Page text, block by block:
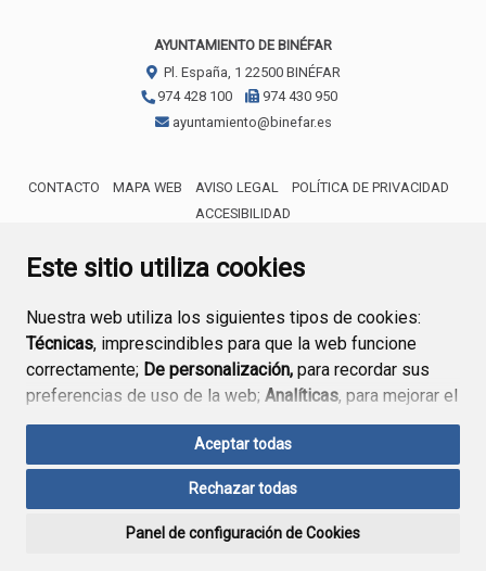
Este sitio utiliza cookies
Nuestra web utiliza los siguientes tipos de cookies:
Técnicas, imprescindibles para que la web funcione
correctamente; De personalización, para recordar sus
preferencias de uso de la web; Analíticas, para mejorar el
funcionamiento de la web y sus servicios.
Si acepta pulsando el botón“Aceptar todas”
consideramos que acepta su uso. Si pulsa el botón
ninguna acción, se guardarán las cookies técnicas
Aceptar todas
Rechazar todas
Panel de configuración de Cookies
AYUNTAMIENTO DE BINÉFAR
Pl. España, 1 22500 BINÉFAR
974 428 100
974 430 950
ayuntamiento@binefar.es
CONTACTO MAPA WEB AVISO LEGAL
POLÍTICA DE PRIVACIDAD
ACCESIBILIDAD